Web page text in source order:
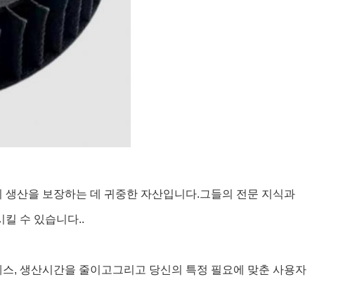
산을 보장하는 데 귀중한 자산입니다.그들의 전문 지식과
킬 수 있습니다..
, 생산시간을 줄이고그리고 당신의 특정 필요에 맞춘 사용자